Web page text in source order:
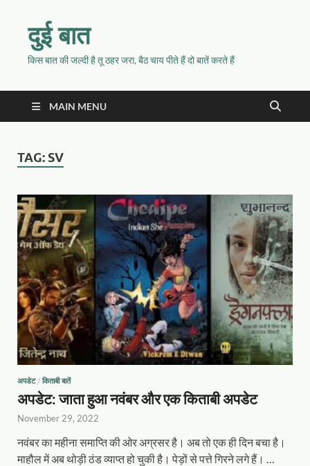
दुई बात
किस बात की जल्दी है तू ठहर जरा, बैठ चाय पीते हैं दो बातें करते हैं
MAIN MENU
TAG: SV
अपडेट/ किताबी बातें
अपडेट: जाता हुआ नवंबर और एक किताबी अपडेट
November 29, 2022
नवंबर का महीना समाप्ति की ओर अग्रसर है। अब तो एक ही दिन बचा है।
माहौल में अब थोड़ी ठंड व्याप्त हो चुकी है। पेड़ों से पत्ते गिरने लगे हैं। …